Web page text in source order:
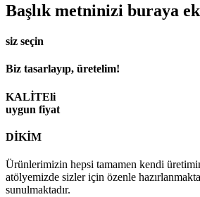
Başlık metninizi buraya
siz seçin
Biz tasarlayıp, üretelim!
KALİTEli
uygun fiyat
DİKİM
Ürünlerimizin hepsi tamamen kendi
atölyemizde sizler için özenle
sunulmaktadır.